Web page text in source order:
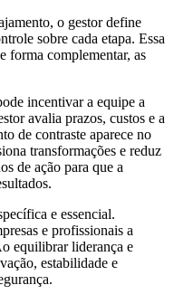
o gestor define
sobre cada etapa. Essa
forma complementar, as
incentivar a equipe a
avalia prazos, custos e a
de contraste aparece no
transformações e reduz
de ação para que a
e essencial.
e profissionais a
equilibrar liderança e
estabilidade e